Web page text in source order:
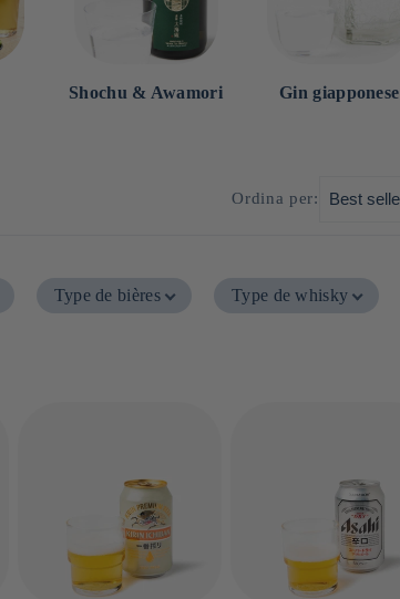
Shochu & Awamori Gin giapponese
Ordina per:
Type de bières Type de whisky